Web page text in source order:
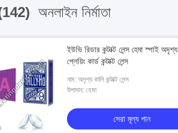
অনলাইন নির্মাতা
ইউভি রিডার কন্টাক্ট লেন্স হেমা স্পাই অদৃশ্য
প্লেয়িং কার্ড কন্টাক্ট লেন্স
নাম: অদৃশ্য কালি কন্টাক্ট লেন্স
উপাদান: হেমা
সেরা মূল্য পান